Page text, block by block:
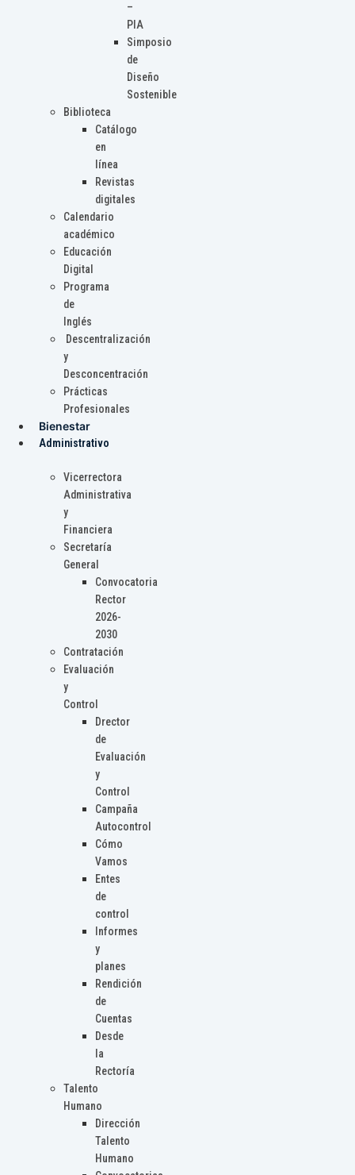
–
PIA
Simposio
de
Diseño
Sostenible
Biblioteca
Catálogo
en
línea
Revistas
digitales
Calendario
académico
Educación
Digital
Programa
de
Inglés
Descentralización
y
Desconcentración
Prácticas
Profesionales
Bienestar
Administrativo
Vicerrectora
Administrativa
y
Financiera
Secretaría
General
Convocatoria
Rector
2026-
2030
Contratación
Evaluación
y
Control
Drector
de
Evaluación
y
Control
Campaña
Autocontrol
Cómo
Vamos
Entes
de
control
Informes
y
planes
Rendición
de
Cuentas
Desde
la
Rectoría
Talento
Humano
Dirección
Talento
Humano